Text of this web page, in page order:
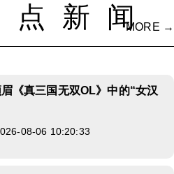
点新闻
MORE →
《真三国无双OL》中的“女汉
08-06 10:20:33